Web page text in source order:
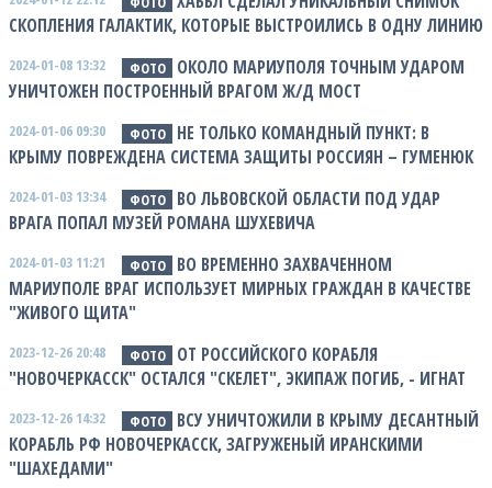
СКОПЛЕНИЯ ГАЛАКТИК, КОТОРЫЕ ВЫСТРОИЛИСЬ В ОДНУ ЛИНИЮ
2024-01-08 13:32 ФОТО
ОКОЛО МАРИУПОЛЯ ТОЧНЫМ УДАРОМ
УНИЧТОЖЕН ПОСТРОЕННЫЙ ВРАГОМ Ж/Д МОСТ
2024-01-06 09:30 ФОТО
НЕ ТОЛЬКО КОМАНДНЫЙ ПУНКТ: В
КРЫМУ ПОВРЕЖДЕНА СИСТЕМА ЗАЩИТЫ РОССИЯН – ГУМЕНЮК
2024-01-03 13:34 ФОТО
ВО ЛЬВОВСКОЙ ОБЛАСТИ ПОД УДАР
ВРАГА ПОПАЛ МУЗЕЙ РОМАНА ШУХЕВИЧА
2024-01-03 11:21 ФОТО
ВО ВРЕМЕННО ЗАХВАЧЕННОМ
МАРИУПОЛЕ ВРАГ ИСПОЛЬЗУЕТ МИРНЫХ ГРАЖДАН В КАЧЕСТВЕ
"ЖИВОГО ЩИТА"
2023-12-26 20:48 ФОТО
ОТ РОССИЙСКОГО КОРАБЛЯ
"НОВОЧЕРКАССК" ОСТАЛСЯ "СКЕЛЕТ", ЭКИПАЖ ПОГИБ, - ИГНАТ
2023-12-26 14:32 ФОТО
ВСУ УНИЧТОЖИЛИ В КРЫМУ ДЕСАНТНЫЙ
КОРАБЛЬ РФ НОВОЧЕРКАССК, ЗАГРУЖЕНЫЙ ИРАНСКИМИ
"ШАХЕДАМИ"